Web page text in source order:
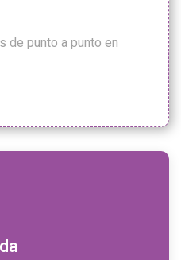
de punto a punto en